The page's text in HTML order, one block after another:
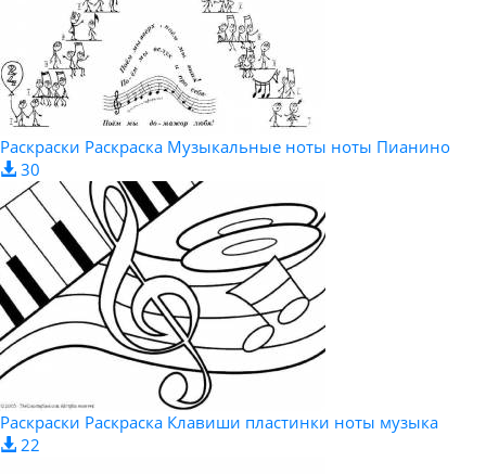
Раскраски Раскраска Музыкальные ноты ноты Пианино
30
Раскраски Раскраска Клавиши пластинки ноты музыка
22